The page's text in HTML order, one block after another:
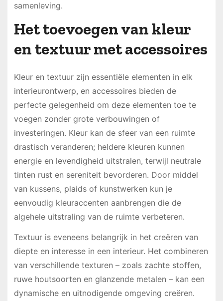
samenleving.
Het toevoegen van kleur
en textuur met accessoires
Kleur en textuur zijn essentiële elementen in elk
interieurontwerp, en accessoires bieden de
perfecte gelegenheid om deze elementen toe te
voegen zonder grote verbouwingen of
investeringen. Kleur kan de sfeer van een ruimte
drastisch veranderen; heldere kleuren kunnen
energie en levendigheid uitstralen, terwijl neutrale
tinten rust en sereniteit bevorderen. Door middel
van kussens, plaids of kunstwerken kun je
eenvoudig kleuraccenten aanbrengen die de
algehele uitstraling van de ruimte verbeteren.
Textuur is eveneens belangrijk in het creëren van
diepte en interesse in een interieur. Het combineren
van verschillende texturen – zoals zachte stoffen,
ruwe houtsoorten en glanzende metalen – kan een
dynamische en uitnodigende omgeving creëren.